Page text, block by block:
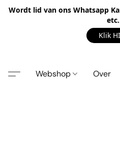
Wordt lid van ons Whatsapp
etc.
Klik
Webshop Over